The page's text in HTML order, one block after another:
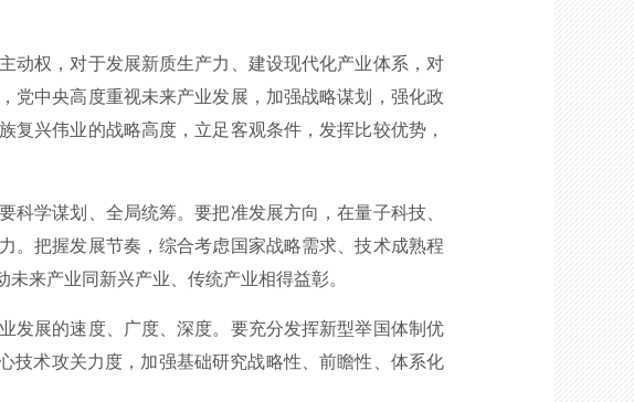
权，对于发展新质生产力、建设现代化产业体系，对
党中央高度重视未来产业发展，加强战略谋划，强化政
兴伟业的战略高度，立足客观条件，发挥比较优势，
学谋划、全局统筹。要把准发展方向，在量子科技、
。把握发展节奏，综合考虑国家战略需求、技术成熟程
来产业同新兴产业、传统产业相得益彰。
展的速度、广度、深度。要充分发挥新型举国体制优
技术攻关力度，加强基础研究战略性、前瞻性、体系化